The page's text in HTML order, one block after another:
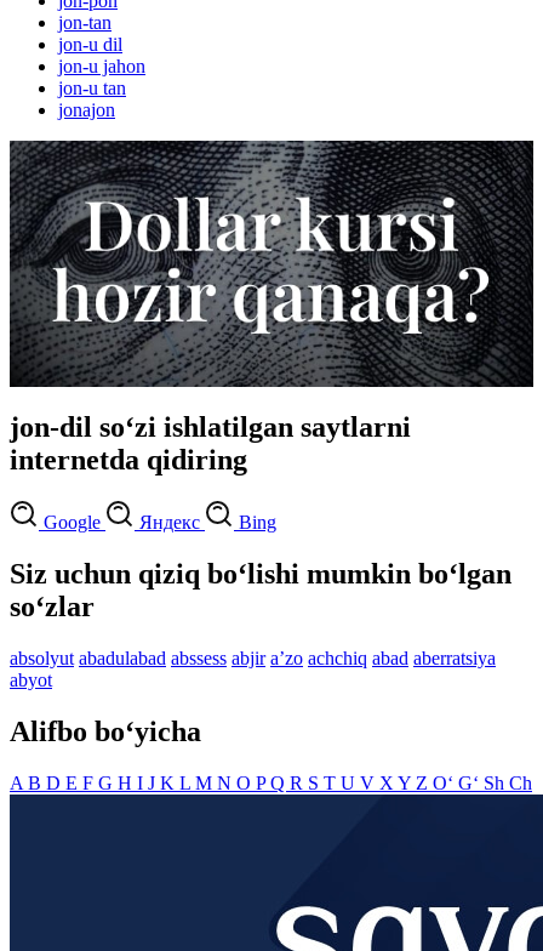
jon-tan
jon-u dil
jon-u jahon
jon-u tan
jonajon
jon-dil so‘zi ishlatilgan saytlarni
internetda qidiring
Google Яндекс Bing
Siz uchun qiziq bo‘lishi mumkin bo‘lgan
so‘zlar
absolyut abadulabad abssess abjir aʼzo achchiq abad aberratsiya
abyot
Alifbo bo‘yicha
A B D E F G H I J K L M N O PQ R S T U V X Y Z O‘ G‘ Sh Ch